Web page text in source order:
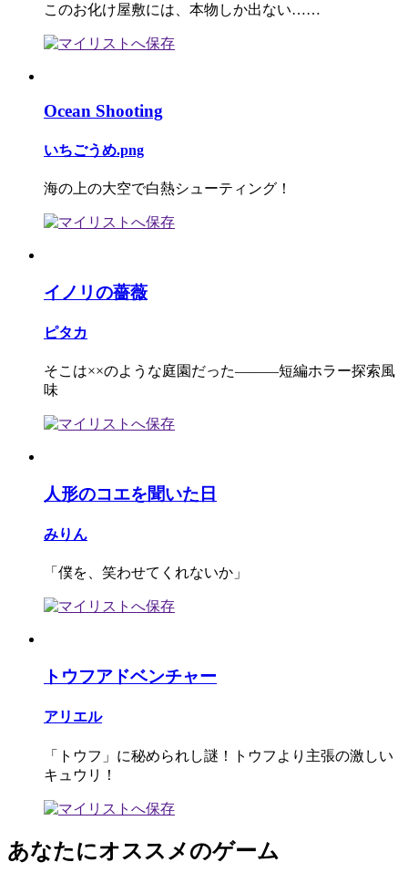
このお化け屋敷には、本物しか出ない……
Ocean Shooting
いちごうめ.png
海の上の大空で白熱シューティング！
イノリの薔薇
ピタカ
そこは××のような庭園だった―――短編ホラー探索風
味
人形のコエを聞いた日
みりん
「僕を、笑わせてくれないか」
トウフアドベンチャー
アリエル
「トウフ」に秘められし謎！トウフより主張の激しい
キュウリ！
あなたにオススメのゲーム